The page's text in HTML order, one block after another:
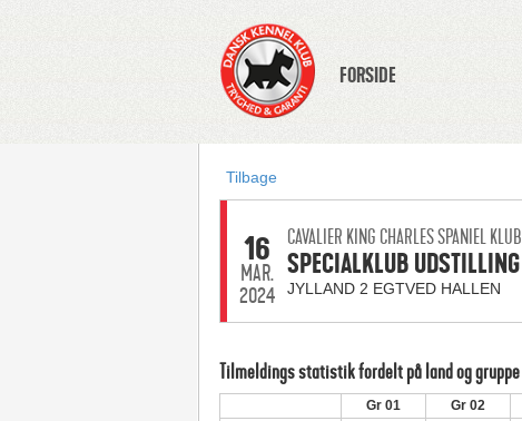
FORSIDE
Tilbage
16
MAR.
2024
CAVALIER KING CHARLES SPANIEL KLUB
SPECIALKLUB UDSTILLING
JYLLAND 2 EGTVED HALLEN
Tilmeldings statistik fordelt på land og gruppe
Gr 01 Gr 02